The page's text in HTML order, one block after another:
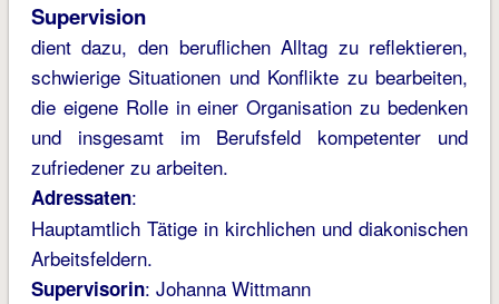
Supervision
dient dazu, den beruflichen Alltag zu reflektieren,
schwierige Situationen und Konflikte zu bearbeiten,
die eigene Rolle in einer Organisation zu bedenken
und insgesamt im Berufsfeld kompetenter und
zufriedener zu arbeiten.
Adressaten:
Hauptamtlich Tätige in kirchlichen und diakonischen
Arbeitsfeldern.
Supervisorin: Johanna Wittmann